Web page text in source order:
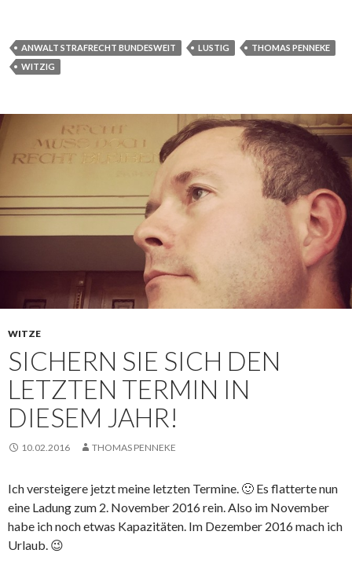
ANWALT STRAFRECHT BUNDESWEIT LUSTIG
THOMAS PENNEKE
WITZIG
WITZE
SICHERN SIE SICH DEN
LETZTEN TERMIN IN
DIESEM JAHR!
10.02.2016 THOMAS PENNEKE
Ich versteigere jetzt meine letzten Termine. 🙂 Es flatterte nun
eine Ladung zum 2. November 2016 rein. Also im November
habe ich noch etwas Kapazitäten. Im Dezember 2016 mach ich
Urlaub. 😉